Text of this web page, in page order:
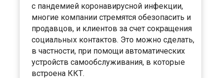
с пандемией коронавирусной инфекции,
многие компании стремятся обезопасить и
продавцов, и клиентов за счет сокращения
социальных контактов. Это можно сделать,
в частности, при помощи автоматических
устройств самообслуживания, в которые
встроена ККТ.